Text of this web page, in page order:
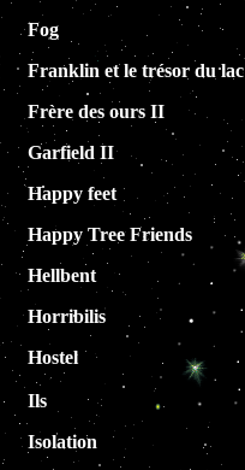
Fog
Franklin et le trésor du lac
Frère des ours II
Garfield II
Happy feet
Happy Tree Friends
Hellbent
Horribilis
Hostel
Ils
Isolation